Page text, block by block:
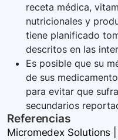
receta médica,
nutricionales y
tiene planificado
descritos en las
Es posible que su
de sus
para evitar que
secundarios
Referencias
Micromedex Solutions